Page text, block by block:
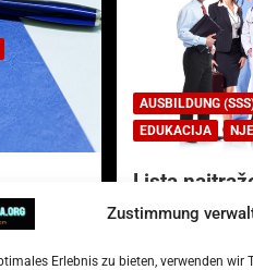
Zustimmung
Erlebnis zu bieten, verwenden wir
AUSBILDUNG
EDUKACIJA
Lista
zanimanja u